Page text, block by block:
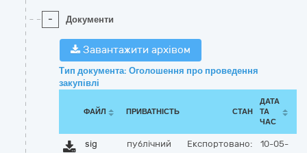
- Документи
Завантажити архівом
Тип документа: Оголошення про проведення
закупівлі
ФАЙЛ ПРИВАТНІСТЬ СТАН
ДАТА
ТА
ЧАС
sig
публічний Експортовано:
10-05-